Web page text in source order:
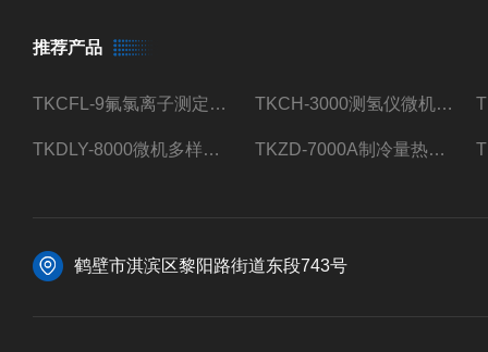
推荐产品
TKCFL-9氟氯离子测定仪自动煤质检测 TKCH-3000测氢仪微机氢元素测定煤质检测
TKDLY-8000微机多样测硫仪自动定硫仪化验室硫含量测定 TKZD-7000A制冷量热仪自动升降热值仪煤质检测
鹤壁市淇滨区黎阳路街道东段743号